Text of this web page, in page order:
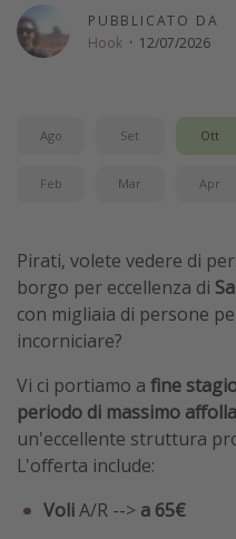
Altri argomenti
Travel magazine
Festività del 2026
PUBBLICATO DA
Hook · 12/07/2026
Ago Set Ott
Feb Mar Apr
Pirati, volete vedere di
borgo per eccellenza di
con migliaia di persone
incorniciare?
Vi ci portiamo a fine
periodo di massimo
un'eccellente struttura
L'offerta include:
VoliA/R --> a 65€